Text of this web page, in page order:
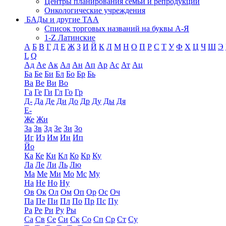
Онкологические учреждения
БАДы и другие ТАА
Список торговых названий на буквы А-Я
1-Z Латинские
А Б В Г Д Е Ж З И Й К Л М Н О П Р С Т У Ф Х Ц Ч Ш Э
L Q
Ад Ае Ак Ал Ан Ап Ар Ас Ат Ац
Ба Бе Би Бл Бо Бр Бь
Ва Ве Ви Во
Га Ге Ги Гл Го Гр
Д- Да Де Ди До Др Ду Ды Дя
Е-
Же Жи
За Зв Зд Зе Зи Зо
Иг Из Им Ин Ип
Йо
Ка Ке Ки Кл Ко Кр Ку
Ла Ле Ли Ль Лю
Ма Ме Ми Мо Мс Му
На Не Но Ну
Ов Ок Ол Ом Оп Ор Ос Оч
Па Пе Пи Пл По Пр Пс Пу
Ра Ре Ри Ру Ры
Са Св Се Си Ск Со Сп Ср Ст Су